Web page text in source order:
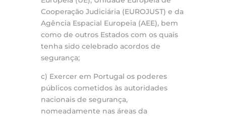
Cooperação Judiciária (EUROJUST) e da
Agência Espacial Europeia (AEE), bem
como de outros Estados com os quais
tenha sido celebrado acordos de
segurança;
c) Exercer em Portugal os poderes
públicos cometidos às autoridades
nacionais de segurança,
nomeadamente nas áreas da